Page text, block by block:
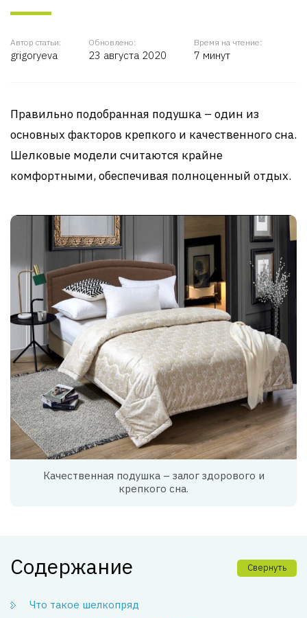
Автор статьи:
grigoryeva
Обновлено:
23 августа 2020
Время на чтение:
7 минут
Правильно подобранная подушка – один из
основных факторов крепкого и качественного сна.
Шелковые модели считаются крайне
комфортными, обеспечивая полноценный отдых.
Качественная подушка – залог здорового и
крепкого сна.
Содержание Свернуть
Что такое шелкопряд